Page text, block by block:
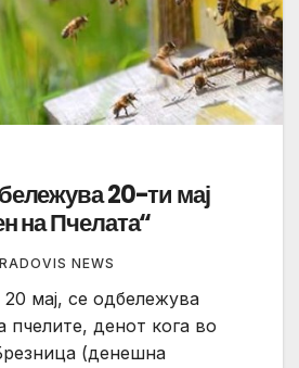
20-ти мај
на Пчелата“
RADOVIS NEWS
20 мај, се одбележува
пчелите, денот кога во
(денешна